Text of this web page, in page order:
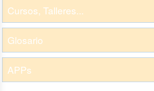
Cursos, Talleres...
Glosario
APPs